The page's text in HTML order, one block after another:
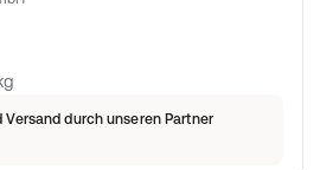
aus Weidehaltung. 20 Stunden gekocht.
Versand durch unseren Partner